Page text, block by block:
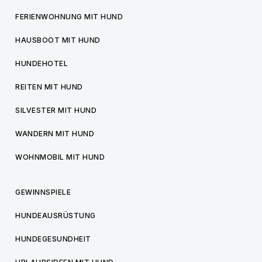
FERIENWOHNUNG MIT HUND
HAUSBOOT MIT HUND
HUNDEHOTEL
REITEN MIT HUND
SILVESTER MIT HUND
WANDERN MIT HUND
WOHNMOBIL MIT HUND
GEWINNSPIELE
HUNDEAUSRÜSTUNG
HUNDEGESUNDHEIT